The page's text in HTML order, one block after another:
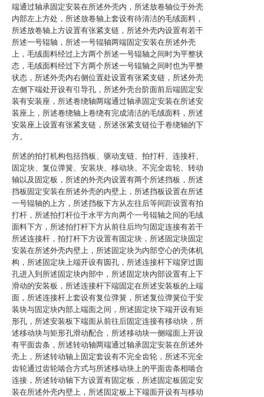
端通过轴承固定安装在所述外壳内，所述放卷轴位于外壳
内部左上方处，所述放卷轴上套设有待清洁的毛绒面料，
所述放卷轴上方设置有张紧支链，所述外壳内设置有若干
所述一号辊轴，所述一号辊轴两端固定安装在所述外壳
上，毛绒面料经过上方两个所述一号辊轴之间时为平整状
态，毛绒面料经过下方两个所述一号辊轴之间时也为平整
状态，所述外壳内右侧位置处设置有张紧支链，所述外壳
左侧下端处开设有引导孔，所述外壳台阶面前后端固定安
装有安装座，所述卷绕轴两端通过轴承固定安装在所述安
装座上，所述卷绕轴上卷绕有完成清洁的毛绒面料，所述
安装座上设置有张紧支链，所述张紧支链位于卷绕轴的下
方。
所述的拍打机构包括挡板、驱动支链、拍打杆、连接杆、
固定块、复位弹簧、安装块、移动块、不完全齿轮、转动
轴以及固定板，所述的外壳内设置有两个所述挡板，所述
挡板固定安装在所述外壳的内壁上，所述挡板设置在所述
一号辊轴的上方，所述挡板下方从左往后等间距设置有拍
打杆，所述拍打杆位于水平方向两个一号辊轴之间的毛绒
面料下方，所述拍打杆下方从前往后均匀固定连接有若干
所述连接杆，拍打杆下方设置有固定块，所述固定块固定
安装在所述外壳内壁上，所述固定块为内部空心的壳体机
构，所述固定块上端开设有圆孔，所述连接杆下端穿过圆
孔进入到所述固定块内部中，所述固定块内部设置有上下
滑动的安装板，所述连接杆下端固定在所述安装板的上端
面，所述连接杆上套设有复位弹簧，所述复位弹簧位于安
装块与固定块内部上端面之间，所述固定块下端开设有矩
形孔，所述安装板下端面从前往后固定连接有移动块，所
述移动块与矩形孔滑动配合，所述移动块一侧端面上开设
有平面齿条，所述转动轴两端通过轴承固定安装在所述外
壳上，所述转动轴上固定套设有不完全齿轮，所述不完全
齿轮通过齿轮啮合方式与所述移动块上的平面齿条相啮合
连接，所述转动轴下方设置有固定板，所述固定板固定安
装在所述外壳内壁上，所述固定板上下端面开设有与移动